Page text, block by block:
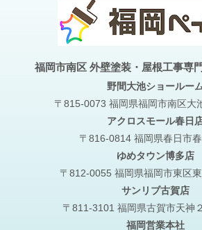
福岡市南区 外壁塗装・屋根工事専
野間大池ショールー
〒815-0073 福岡県福岡市南区大
アクロスモール春日
〒816-0814 福岡県春日市
ゆめタウン博多店
〒812-0055 福岡県福岡市東区
サンリブ古賀店
〒811-3101 福岡県古賀市天神
福岡営業本社